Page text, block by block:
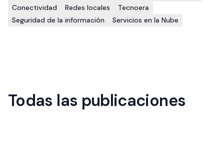
Conectividad
Redes locales
Tecnoera
Seguridad de la información
Servicios en la Nube
Todas las publicaciones